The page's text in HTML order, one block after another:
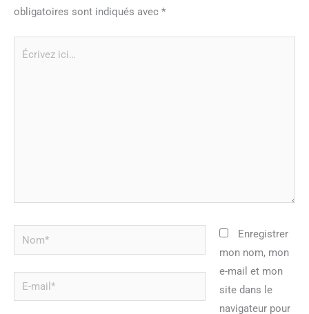
obligatoires sont indiqués avec *
Nom*
mail*
Enregistrer
mon nom, mon
e-mail et mon
site dans le
navigateur pour